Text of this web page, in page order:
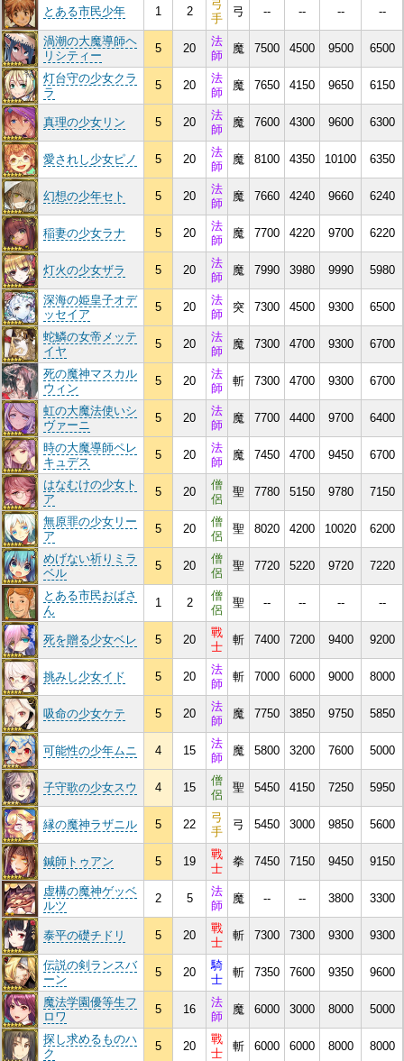
とある市民少年 1 2
弓
手
弓 -- -- -- --
渦潮の大魔導師ヘ
リシティー
5 20
法
師
魔 7500 4500 9500 6500
灯台守の少女クラ
ラ
5 20
法
師
魔 7650 4150 9650 6150
真理の少女リン 5 20
法
師
魔 7600 4300 9600 6300
愛されし少女ピノ 5 20
法
師
魔 8100 4350 10100 6350
幻想の少年セト 5 20
法
師
魔 7660 4240 9660 6240
稲妻の少女ラナ 5 20
法
師
魔 7700 4220 9700 6220
灯火の少女ザラ 5 20
法
師
魔 7990 3980 9990 5980
深海の姫皇子オデ
ッセイア
5 20
法
師
突 7300 4500 9300 6500
蛇鱗の女帝メッテ
イヤ
5 20
法
師
魔 7300 4700 9300 6700
死の魔神マスカル
ウィン
5 20
法
師
斬 7300 4700 9300 6700
虹の大魔法使いシ
ヴァーニ
5 20
法
師
魔 7700 4400 9700 6400
時の大魔導師ペレ
キュデス
5 20
法
師
魔 7450 4700 9450 6700
はなむけの少女ト
ア
5 20
僧
侶
聖 7780 5150 9780 7150
無原罪の少女リー
ア
5 20
僧
侶
聖 8020 4200 10020 6200
めげない祈りミラ
ベル
5 20
僧
侶
聖 7720 5220 9720 7220
とある市民おばさ
ん
1 2
僧
侶
聖 -- -- -- --
死を贈る少女ベレ 5 20
戰
士
斬 7400 7200 9400 9200
挑みし少女イド 5 20
法
師
斬 7000 6000 9000 8000
吸命の少女ケテ 5 20
法
師
魔 7750 3850 9750 5850
可能性の少年ムニ 4 15
法
師
魔 5800 3200 7600 5000
子守歌の少女スウ 4 15
僧
侶
聖 5450 4150 7250 5950
縁の魔神ラザニル 5 22
弓
手
弓 5450 3000 9850 5600
鍼師トゥアン 5 19
戰
士
拳 7450 7150 9450 9150
虚構の魔神ゲッベ
ルツ
2 5
法
師
魔 -- -- 3800 3300
泰平の礎チドリ 5 20
戰
士
斬 7300 7300 9300 9300
伝説の剣ランスバ
ーン
5 20
騎
士
斬 7350 7600 9350 9600
魔法学園優等生フ
ロワ
5 16
法
師
魔 6000 3000 8000 5000
探し求めるものハ
ク
5 20
戰
士
斬 6000 6000 8000 8000